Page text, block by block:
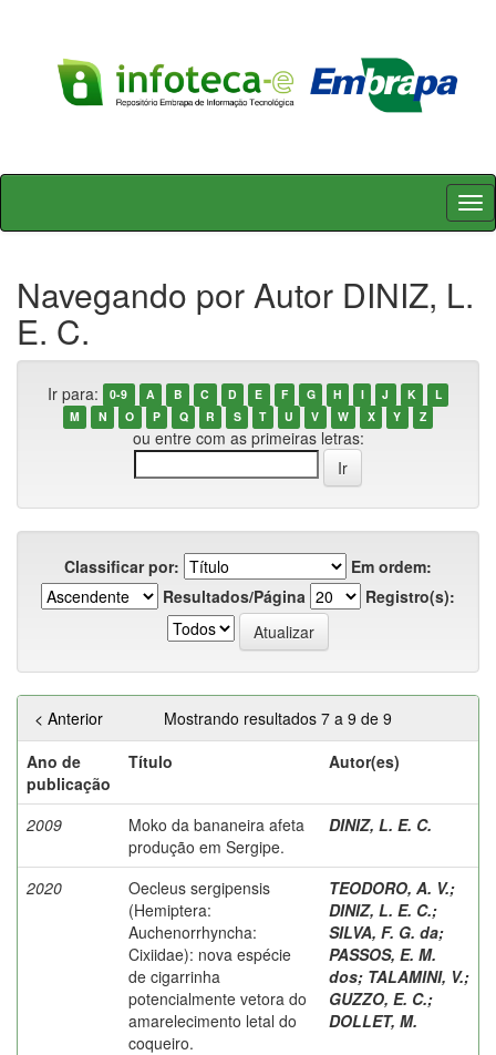
Skip
Navegando por Autor DINIZ, L.
E. C.
Ir para: 0-9 A B C D E F G H I J K
L
M
N O P Q R S T U V W X Y Z
ou entre com as primeiras letras:
Classificar por:
Em ordem:
Resultados/Página
Registro(s):
Mostrando resultados 7 a 9 de 9
< Anterior
Ano de
publicação
Título Autor(es)
2009
Moko da bananeira afeta
produção em Sergipe.
DINIZ, L. E. C.
2020
Oecleus sergipensis
(Hemiptera:
Auchenorrhyncha:
Cixiidae): nova espécie
de cigarrinha
potencialmente vetora do
amarelecimento letal do
coqueiro.
TEODORO, A. V.;
DINIZ, L. E. C.;
SILVA, F. G. da;
PASSOS, E. M.
dos; TALAMINI, V.;
GUZZO, E. C.;
DOLLET, M.